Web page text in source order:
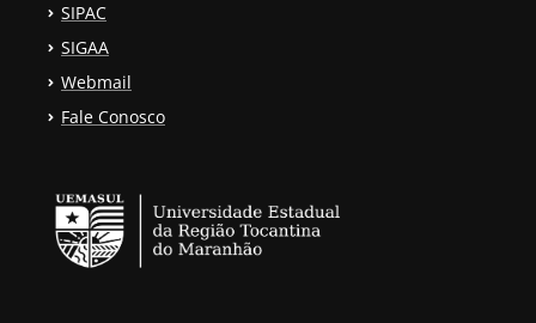
SIPAC
SIGAA
Webmail
Fale Conosco